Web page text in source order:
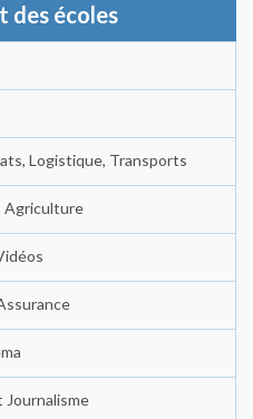
des écoles
Logistique, Transports
Agriculture
Journalisme